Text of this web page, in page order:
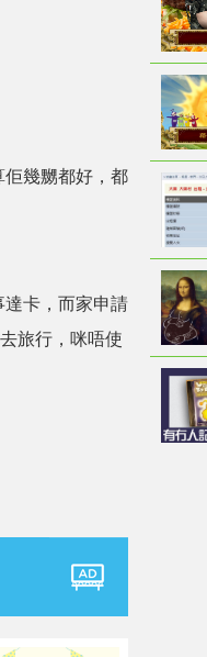
幾嬲都好，都
達卡，而家申請
旅行，咪唔使